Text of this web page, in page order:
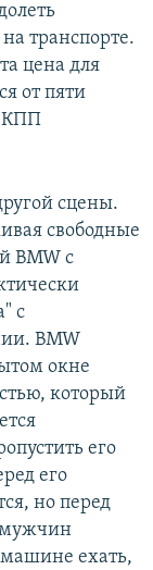
транспорте.
цена для
от пяти
КПП
сцены.
свободные
BMW с
с
BMW
окне
который
его
его
но перед
мужчин
машине ехать,